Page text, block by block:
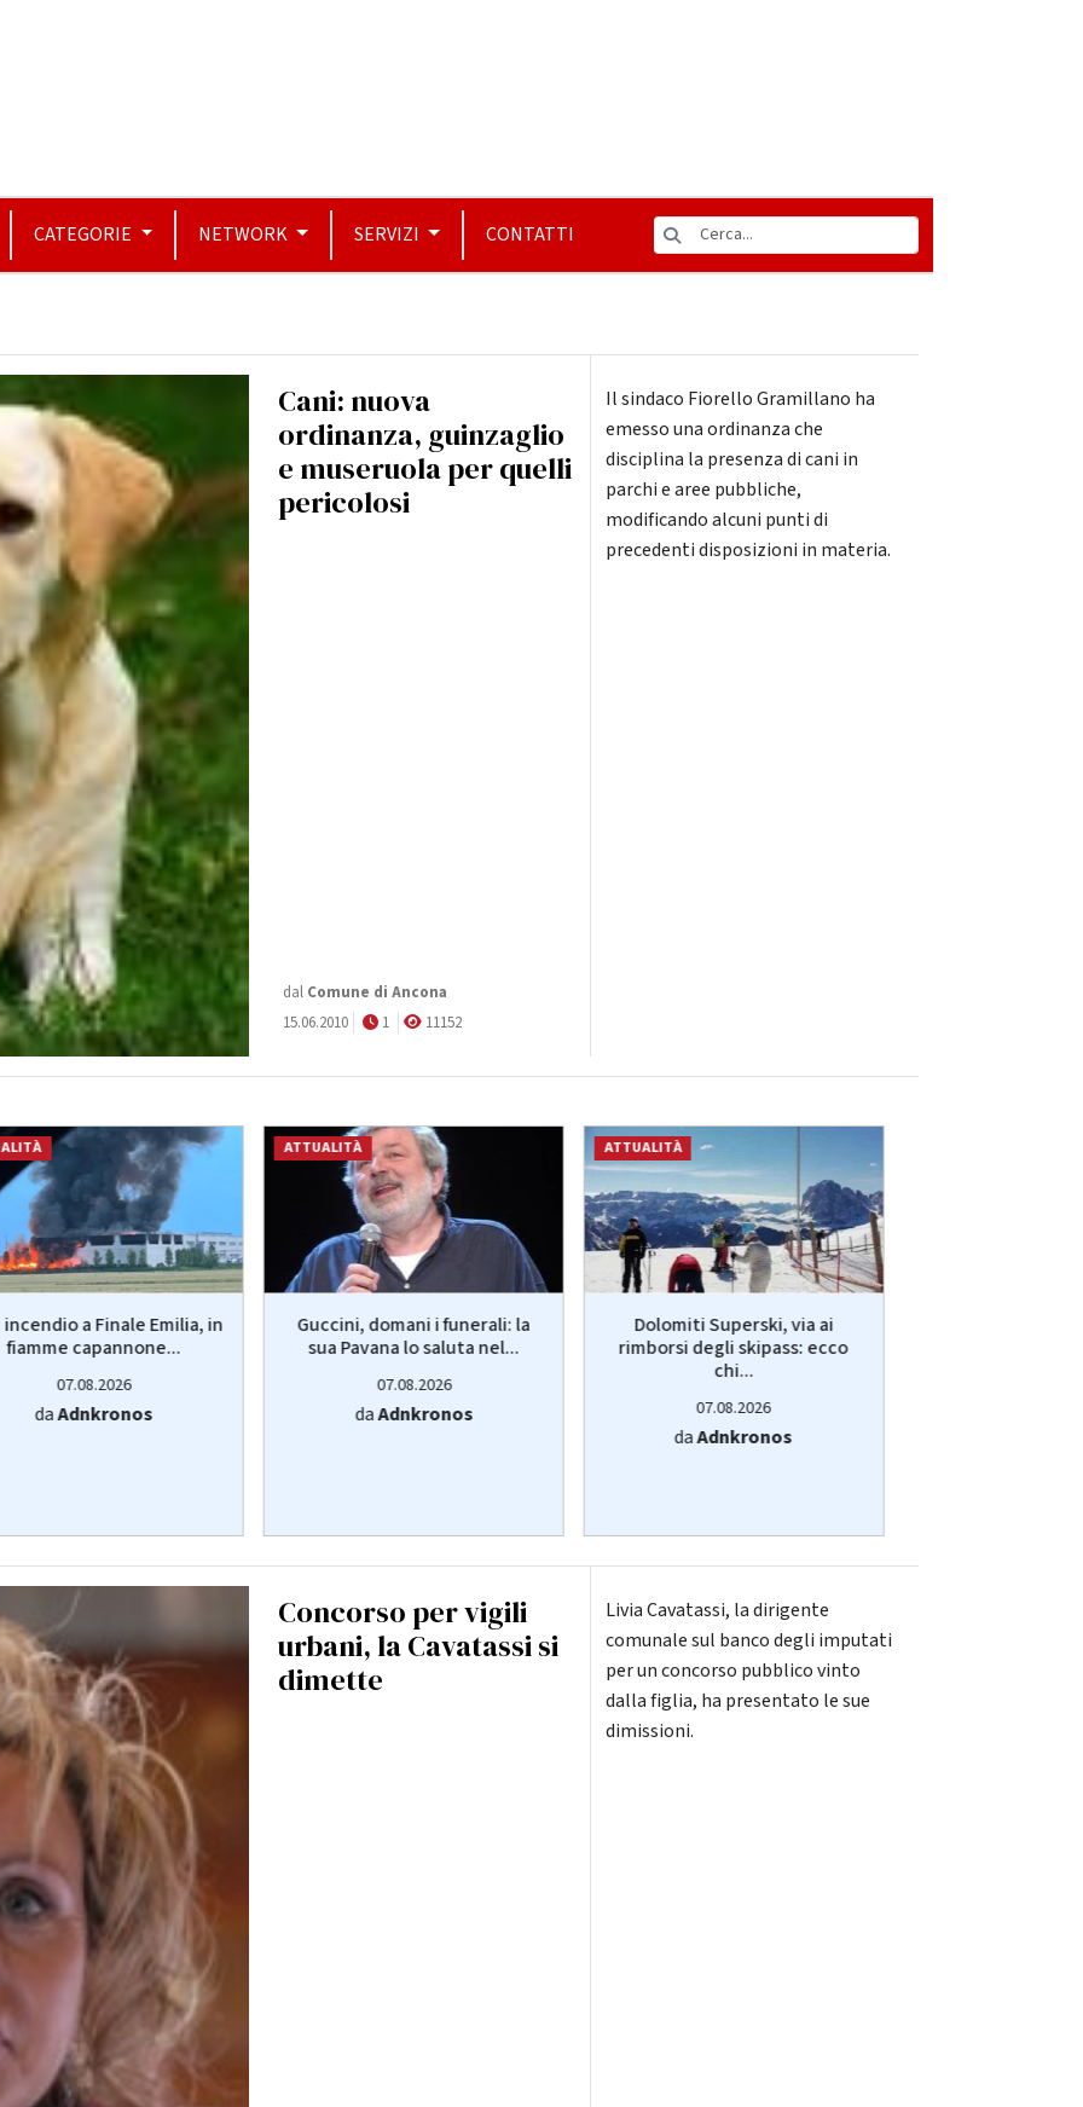
CATEGORIE NETWORK SERVIZI CONTATTI
Cani: nuova
ordinanza, guinzaglio
e museruola per quelli
pericolosi
dal Comune di Ancona
15.06.2010
1 11152
Il sindaco Fiorello Gramillano ha
emesso una ordinanza che
disciplina la presenza di cani in
parchi e aree pubbliche,
modificando alcuni punti di
precedenti disposizioni in materia.
incendio a Finale Emilia, in
fiamme capannone...
07.08.2026
daAdnkronos
ATTUALITÀ
Guccini, domani i funerali: la
sua Pavana lo saluta nel...
07.08.2026
daAdnkronos
ATTUALITÀ
Dolomiti Superski, via ai
rimborsi degli skipass: ecco
chi...
07.08.2026
daAdnkronos
Concorso per vigili
urbani, la Cavatassi si
dimette
Livia Cavatassi, la dirigente
comunale sul banco degli imputati
per un concorso pubblico vinto
dalla figlia, ha presentato le sue
dimissioni.